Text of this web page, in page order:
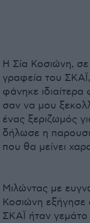
Η Σία Κοσιώνη,
γραφεία του
φάνηκε
σαν να μου
ένας ξεριζωμός
δήλωσε η
που θα μείνει
Μιλώντας με
Κοσιώνη εξήγησε
ΣΚΑΪ ήταν γεμάτο